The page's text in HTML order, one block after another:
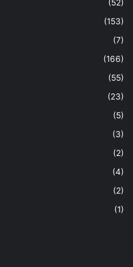
(52)
(153)
(7)
(166)
(55)
(23)
(5)
(3)
(2)
(4)
(2)
(1)